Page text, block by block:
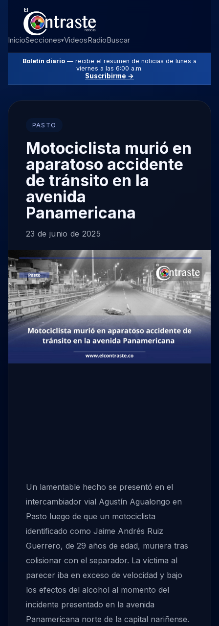
InicioSecciones▾VideosRadioBuscar
Boletín diario — recibe el resumen de noticias de lunes a
viernes a las 6:00 a.m.
Suscribirme →
PASTO
Motociclista murió en
aparatoso accidente
de tránsito en la
avenida
Panamericana
23 de junio de 2025
Un lamentable hecho se presentó en el
intercambiador vial Agustín Agualongo en
Pasto luego de que un motociclista
identificado como Jaime Andrés Ruiz
Guerrero, de 29 años de edad, muriera tras
colisionar con el separador. La víctima al
parecer iba en exceso de velocidad y bajo
los efectos del alcohol al momento del
incidente presentado en la avenida
Panamericana norte de la capital nariñense.